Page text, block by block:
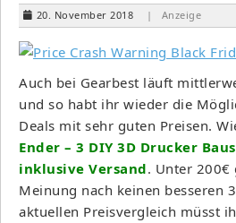
20. November 2018 | Anzeige
Auch bei Gearbest läuft
und so habt ihr wieder die
Deals mit sehr guten Preisen.
Ender – 3 DIY 3D Drucker
inklusive Versand. Unter 200€
Meinung nach keinen besseren
aktuellen Preisvergleich müsst